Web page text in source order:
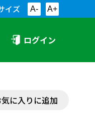
イズ A- A+
ログイン
に入りに追加